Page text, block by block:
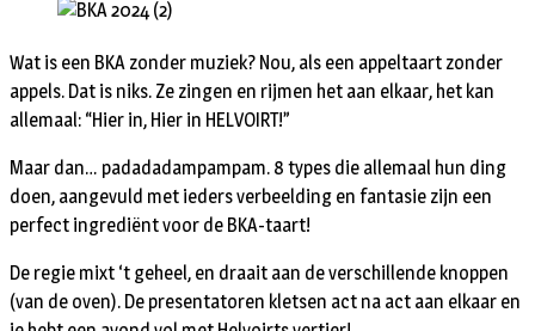
Wat is een BKA zonder muziek? Nou, als een appeltaart zonder
appels. Dat is niks. Ze zingen en rijmen het aan elkaar, het kan
allemaal: “Hier in, Hier in HELVOIRT!”
Maar dan… padadadampampam. 8 types die allemaal hun ding
doen, aangevuld met ieders verbeelding en fantasie zijn een
perfect ingrediënt voor de BKA-taart!
De regie mixt ‘t geheel, en draait aan de verschillende knoppen
(van de oven). De presentatoren kletsen act na act aan elkaar en